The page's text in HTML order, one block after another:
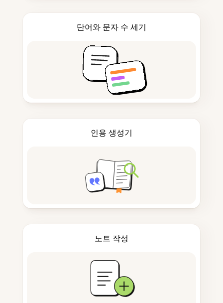
단어와 문자 수 세기
인용 생성기
노트 작성